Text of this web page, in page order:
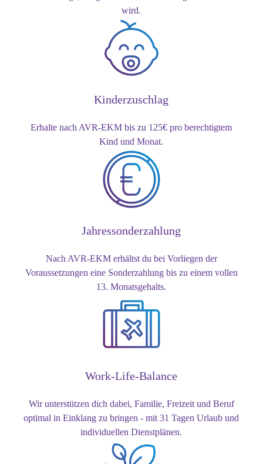
wird.
Kinderzuschlag
Erhalte nach AVR-EKM bis zu 125€pro berechtigtem
Kind und Monat.
Jahressonderzahlung
Nach AVR-EKM erhältst du bei Vorliegen der
Voraussetzungen eine Sonderzahlung bis zu einem vollen
13. Monatsgehalts.
Work-Life-Balance
Wir unterstützen dich dabei, Familie, Freizeit und Beruf
optimal in Einklang zu bringen - mit 31 Tagen Urlaub und
individuellen Dienstplänen.